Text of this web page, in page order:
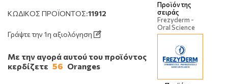
ΚΩΔΙΚΌΣ ΠΡΟΪΌΝΤΟΣ:11912
Γράψτε την 1η αξιολόγηση
Με την αγορά αυτού του προϊόντος
κερδίζετε 56 Oranges
Προϊόν της
σειράς
Frezyderm -
Oral Science